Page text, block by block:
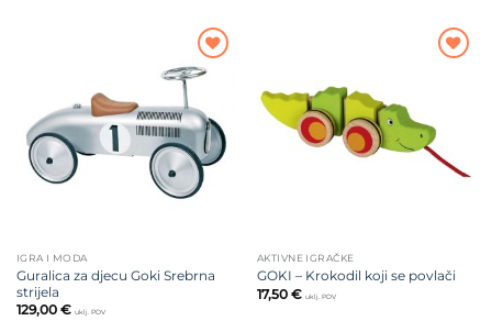
Dodajte
na listu
IGRA I MODA
Guralica za djecu Goki Srebrna
strijela
129,00 € uklj. PDV
AKTIVNE IGRAČKE
GOKI – Krokodil koji se povlači
17,50 € uklj. PDV